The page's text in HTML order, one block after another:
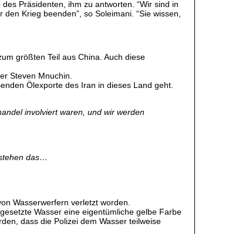
Präsidenten, ihm zu antworten. “Wir sind in
Krieg beenden”, so Soleimani. “Sie wissen,
größten Teil aus China. Auch diese
Steven Mnuchin.
Ölexporte des Iran in dieses Land geht.
involviert waren, und wir werden
das…
Wasserwerfern verletzt worden.
Wasser eine eigentümliche gelbe Farbe
dass die Polizei dem Wasser teilweise